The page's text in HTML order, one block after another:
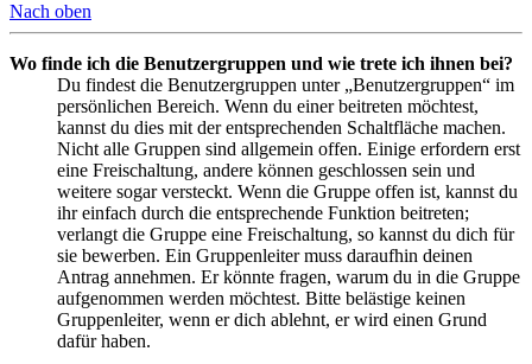
Nach oben
Wo finde ich die Benutzergruppen und wie trete ich ihnen bei?
Du findest die Benutzergruppen unter „Benutzergruppen“ im
persönlichen Bereich. Wenn du einer beitreten möchtest,
kannst du dies mit der entsprechenden Schaltfläche machen.
Nicht alle Gruppen sind allgemein offen. Einige erfordern erst
eine Freischaltung, andere können geschlossen sein und
weitere sogar versteckt. Wenn die Gruppe offen ist, kannst du
ihr einfach durch die entsprechende Funktion beitreten;
verlangt die Gruppe eine Freischaltung, so kannst du dich für
sie bewerben. Ein Gruppenleiter muss daraufhin deinen
Antrag annehmen. Er könnte fragen, warum du in die Gruppe
aufgenommen werden möchtest. Bitte belästige keinen
Gruppenleiter, wenn er dich ablehnt, er wird einen Grund
dafür haben.